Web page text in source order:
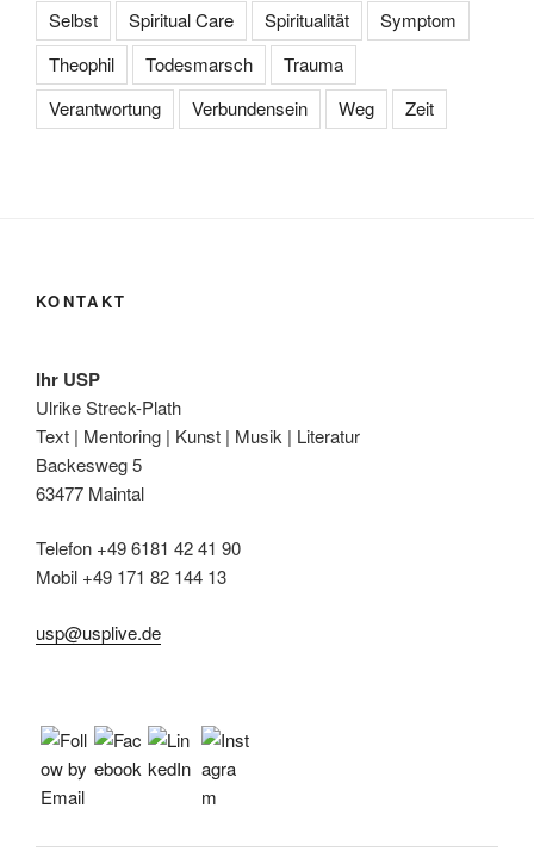
Selbst
Spiritual Care Spiritualität
Symptom
Theophil
Todesmarsch
Trauma
Verantwortung
Verbundensein Weg Zeit
KONTAKT
Ihr USP
Ulrike Streck-Plath
Text | Mentoring | Kunst | Musik | Literatur
Backesweg 5
63477 Maintal
Telefon +49 6181 42 41 90
Mobil +49 171 82 144 13
usp@usplive.de